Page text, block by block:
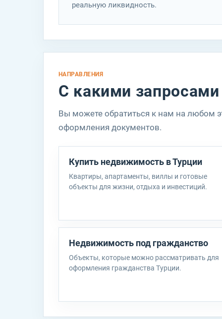
В
реальную ликвидность.
НАПРАВЛЕНИЯ
С какими
Вы можете обратиться к нам на любом
оформления документов.
Купить недвижимость в Турции
Квартиры, апартаменты, виллы и готовые
объекты для жизни, отдыха и инвестиций.
Недвижимость под гражданство
Объекты, которые можно рассматривать для
оформления гражданства Турции.